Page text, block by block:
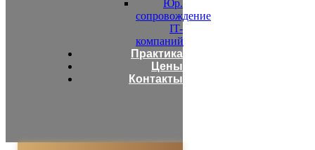
Юр.
сопровождение
IT-
компаний
Практика
Цены
Контакты